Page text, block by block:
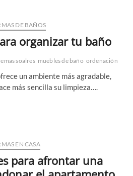
DE BAÑOS
organizar tu baño
soalres muebles de baño ordenación
un ambiente más agradable,
más sencilla su limpieza….
EN CASA
para afrontar una